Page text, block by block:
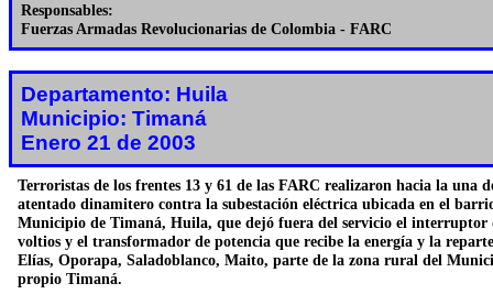
Responsables:
Fuerzas Armadas Revolucionarias de Colombia - FARC
Departamento: Huila
Municipio: Timaná
Enero 21 de 2003
Terroristas de los frentes 13 y 61 de las FARC realizaron hacia la una
atentado dinamitero contra la subestación eléctrica ubicada en el
Municipio de Timaná, Huila, que dejó fuera del servicio el interruptor
voltios y el transformador de potencia que recibe la energía y la
Elías, Oporapa, Saladoblanco, Maito, parte de la zona rural del
propio Timaná.